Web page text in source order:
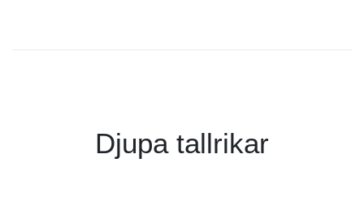
Djupa tallrikar